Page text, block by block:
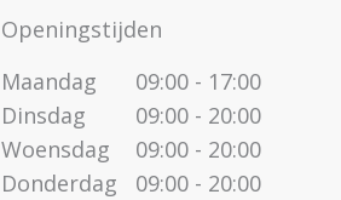
Openingstijden
Maandag
09:00 - 17:00
Dinsdag
09:00 - 20:00
Woensdag
09:00 - 20:00
Donderdag
09:00 - 20:00